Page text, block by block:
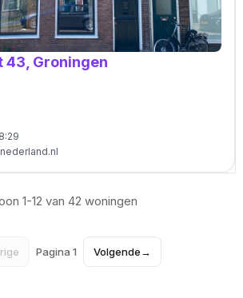
43, Groningen
1-12 van 42 woningen
Pagina 1 Volgende→